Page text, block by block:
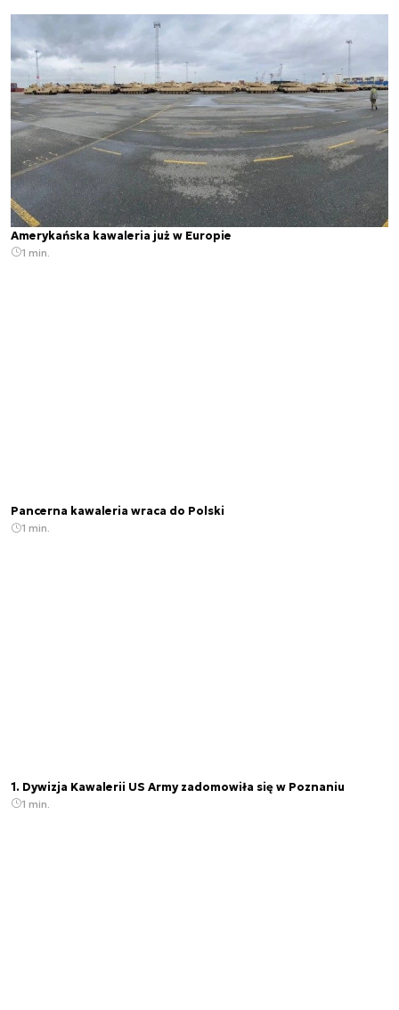
Amerykańska kawaleria już w Europie
1 min.
Pancerna kawaleria wraca do Polski
1 min.
1. Dywizja Kawalerii US Army zadomowiła się w Poznaniu
1 min.